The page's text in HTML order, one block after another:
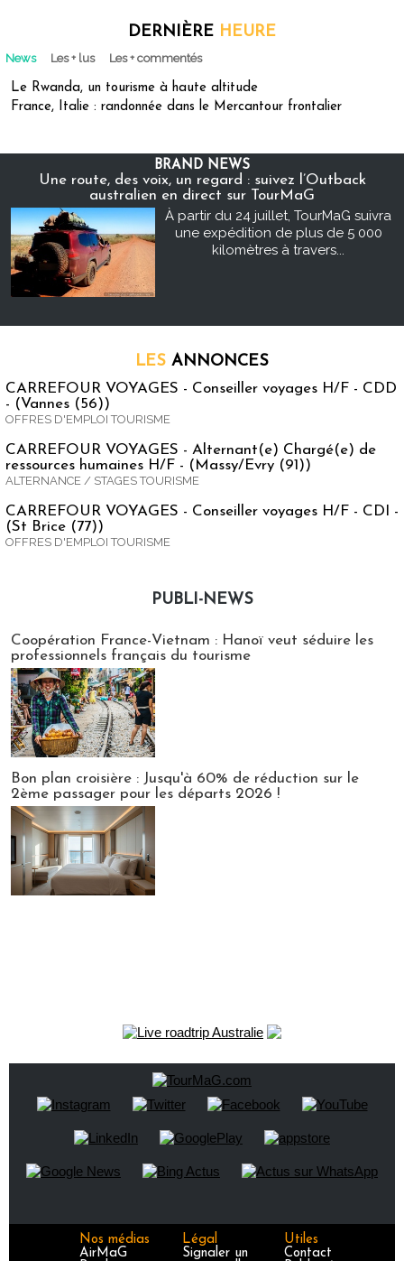
DERNIÈRE HEURE
News Les + lus Les + commentés
Le Rwanda, un tourisme à haute altitude
France, Italie : randonnée dans le Mercantour frontalier
BRAND NEWS
Une route, des voix, un regard : suivez l’Outback
australien en direct sur TourMaG
À partir du 24 juillet, TourMaG suivra
une expédition de plus de 5 000
kilomètres à travers...
LES ANNONCES
CARREFOUR VOYAGES - Conseiller voyages H/F - CDD
- (Vannes (56))
OFFRES D'EMPLOI TOURISME
CARREFOUR VOYAGES - Alternant(e) Chargé(e) de
ressources humaines H/F - (Massy/Evry (91))
ALTERNANCE / STAGES TOURISME
CARREFOUR VOYAGES - Conseiller voyages H/F - CDI -
(St Brice (77))
OFFRES D'EMPLOI TOURISME
PUBLI-NEWS
Coopération France-Vietnam : Hanoï veut séduire les
professionnels français du tourisme
Bon plan croisière : Jusqu'à 60% de réduction sur le
2ème passager pour les départs 2026 !
Nos médias
AirMaG
Légal
Signaler un
Utiles
Contact